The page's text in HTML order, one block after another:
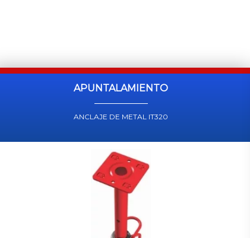
APUNTALAMIENTO
ANCLAJE DE METAL IT320